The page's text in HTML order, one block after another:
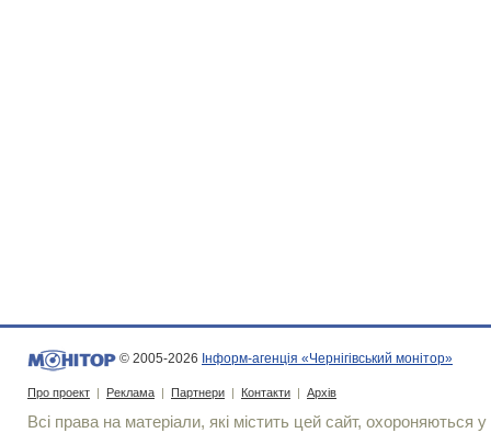
© 2005-2026 Інформ-агенція «Чернігівський монітор»
Про проект | Реклама | Партнери | Контакти | Архів
Всі права на матеріали, які містить цей сайт, охороняються у